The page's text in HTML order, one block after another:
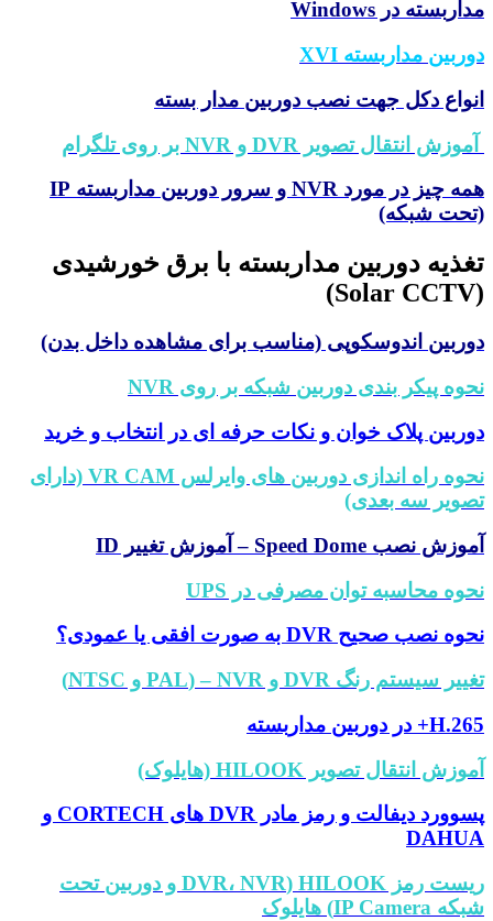
مداربسته در Windows
دوربین مداربسته XVI
انواع دکل جهت نصب دوربین مدار بسته
آموزش انتقال تصویر DVR و NVR بر روی تلگرام
همه چیز در مورد NVR و سرور دوربین مداربسته IP
(تحت شبکه)
تغذیه دوربین مداربسته با برق خورشیدی
(Solar CCTV)
دوربین اندوسکوپی (مناسب برای مشاهده داخل بدن)
نحوه پیکر بندی دوربین شبکه بر روی NVR
دوربین پلاک خوان و نکات حرفه ای در انتخاب و خرید
نحوه راه اندازی دوربین های وایرلس VR CAM (دارای
تصویر سه بعدی)
آموزش نصب Speed Dome – آموزش تغییر ID
نحوه محاسبه توان مصرفی در UPS
نحوه نصب صحیح DVR به صورت افقی یا عمودی؟
تغییر سیستم رنگ DVR و NVR – (PAL و NTSC)
H.265+ در دوربین مداربسته
آموزش انتقال تصویر HILOOK (هایلوک)
پسوورد دیفالت و رمز مادر DVR های CORTECH و
DAHUA
ریست رمز HILOOK (DVR، NVR و دوربین تحت
شبکه IP Camera) هایلوک